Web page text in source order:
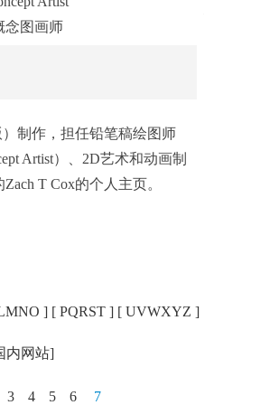
念图画师
制作，担任铅笔稿绘图师
Artist）、2D艺术和动画制
T Cox的个人主页。
] [ PQRST] [ UVWXYZ ]
内网站]
3 4 5 6 7